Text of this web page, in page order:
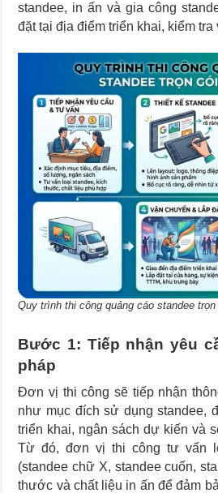
standee, in ấn và gia công
đặt tại địa điểm triển khai, kiểm tra
Quy trình thi công quảng cáo standee trọn
Bước 1: Tiếp nhận yêu
pháp
Đơn vị thi công sẽ tiếp nhận
như mục đích sử dụng standee,
triển khai, ngân sách dự kiến và
Từ đó, đơn vị thi công tư vấn
(standee chữ X, standee cuốn,
thước và chất liệu in ấn để đảm